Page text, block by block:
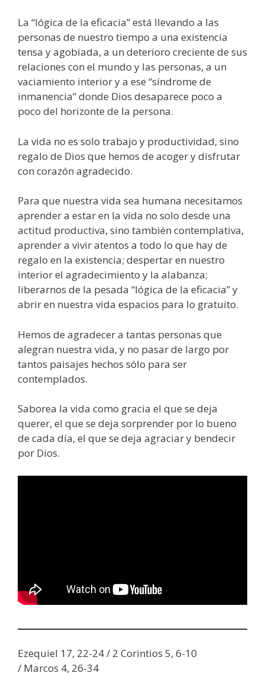
La “lógica de la eficacia” está llevando a las
personas de nuestro tiempo a una existencia
tensa y agobiada, a un deterioro creciente de sus
relaciones con el mundo y las personas, a un
vaciamiento interior y a ese “síndrome de
inmanencia” donde Dios desaparece poco a
poco del horizonte de la persona.
La vida no es solo trabajo y productividad, sino
regalo de Dios que hemos de acoger y disfrutar
con corazón agradecido.
Para que nuestra vida sea humana necesitamos
aprender a estar en la vida no solo desde una
actitud productiva, sino también contemplativa,
aprender a vivir atentos a todo lo que hay de
regalo en la existencia; despertar en nuestro
interior el agradecimiento y la alabanza;
liberarnos de la pesada “lógica de la eficacia” y
abrir en nuestra vida espacios para lo gratuito.
Hemos de agradecer a tantas personas que
alegran nuestra vida, y no pasar de largo por
tantos paisajes hechos sólo para ser
contemplados.
Saborea la vida como gracia el que se deja
querer, el que se deja sorprender por lo bueno
de cada día, el que se deja agraciar y bendecir
por Dios.
Ezequiel 17, 22-24 / 2 Corintios 5, 6-10
/ Marcos 4, 26-34